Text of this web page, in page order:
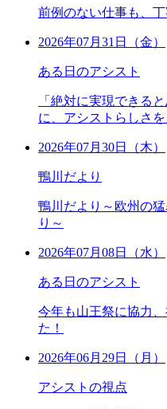
前例のない仕事も、
2026年07月31日（金）
ある日のアシスト
「絶対に実現できる
に、アシストらしさ
2026年07月30日（木）
鴨川だより
鴨川だより～欧州の
り～
2026年07月08日（水）
ある日のアシスト
今年も山王祭に協力
た！
2026年06月29日（月）
アシストの視点